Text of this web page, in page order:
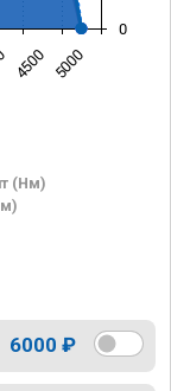
(Нм)
4500 5000
0
6000 ₽